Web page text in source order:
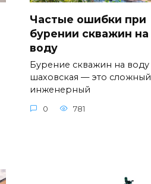
Частые ошибки при
бурении скважин на
воду
Бурение скважин на воду
шаховская — это сложный
инженерный
0 781